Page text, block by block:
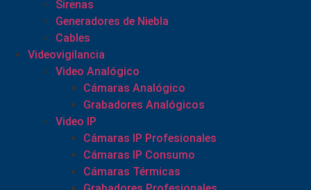
Sirenas
Generadores de Niebla
Cables
Videovigilancia
Video Analógico
Cámaras Analógico
Grabadores Analógicos
Video IP
Cámaras IP Profesionales
Cámaras IP Consumo
Cámaras Térmicas